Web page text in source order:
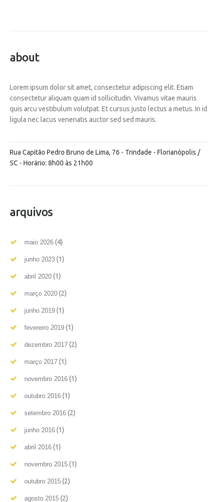
about
Lorem ipsum dolor sit amet, consectetur adipiscing elit. Etiam
consectetur aliquam quam id sollicitudin. Vivamus vitae mauris
quis arcu vestibulum volutpat. Et cursus justo lectus a metus. In id
ligula nec lacus venenatis auctor sed sed mauris.
Rua Capitão Pedro Bruno de Lima, 76 - Trindade - Florianópolis /
SC - Horário: 8h00 às 21h00
arquivos
maio 2026 (4)
junho 2023 (1)
abril 2020 (1)
março 2020 (2)
junho 2019 (1)
fevereiro 2019 (1)
dezembro 2017 (2)
março 2017 (1)
novembro 2016 (1)
outubro 2016 (1)
setembro 2016 (2)
junho 2016 (1)
abril 2016 (1)
novembro 2015 (1)
outubro 2015 (2)
agosto 2015 (2)